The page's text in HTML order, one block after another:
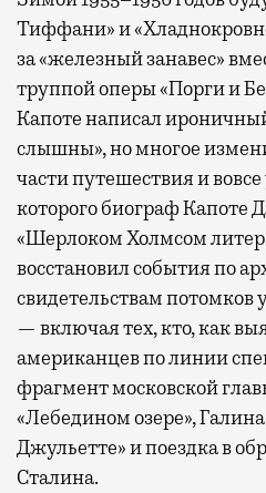
Тиффани» и
за «железный занавес»
труппой оперы «Порги и
Капоте написал
слышны», но многое
части путешествия и
которого биограф Капоте
«Шерлоком Холмсом
восстановил события по
свидетельствам потомков
— включая тех, кто, как
американцев по линии
фрагмент московской
«Лебедином озере»,
Джульетте» и поездка в
Сталина.